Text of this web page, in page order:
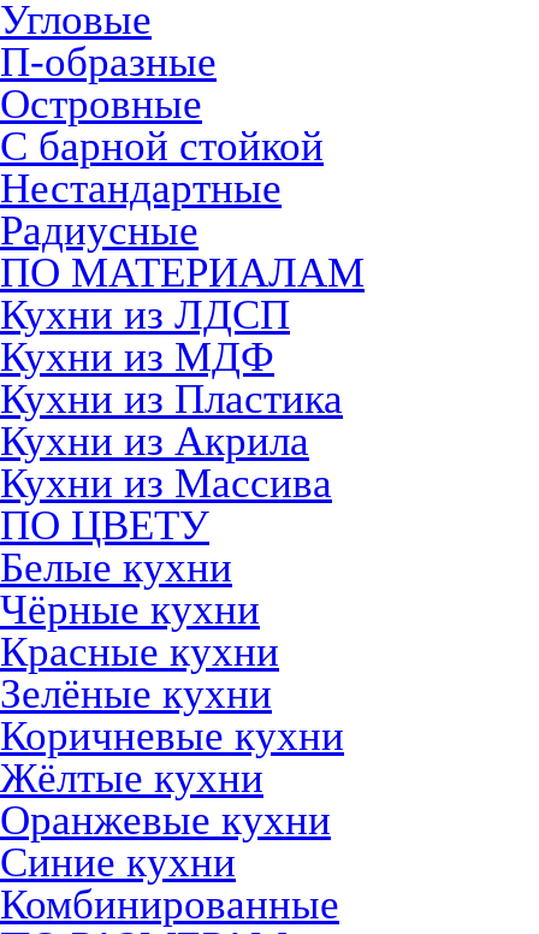
Угловые
П-образные
Островные
С барной стойкой
Нестандартные
Радиусные
ПО МАТЕРИАЛАМ
Кухни из ЛДСП
Кухни из МДФ
Кухни из Пластика
Кухни из Акрила
Кухни из Массива
ПО ЦВЕТУ
Белые кухни
Чёрные кухни
Красные кухни
Зелёные кухни
Коричневые кухни
Жёлтые кухни
Оранжевые кухни
Синие кухни
Комбинированные